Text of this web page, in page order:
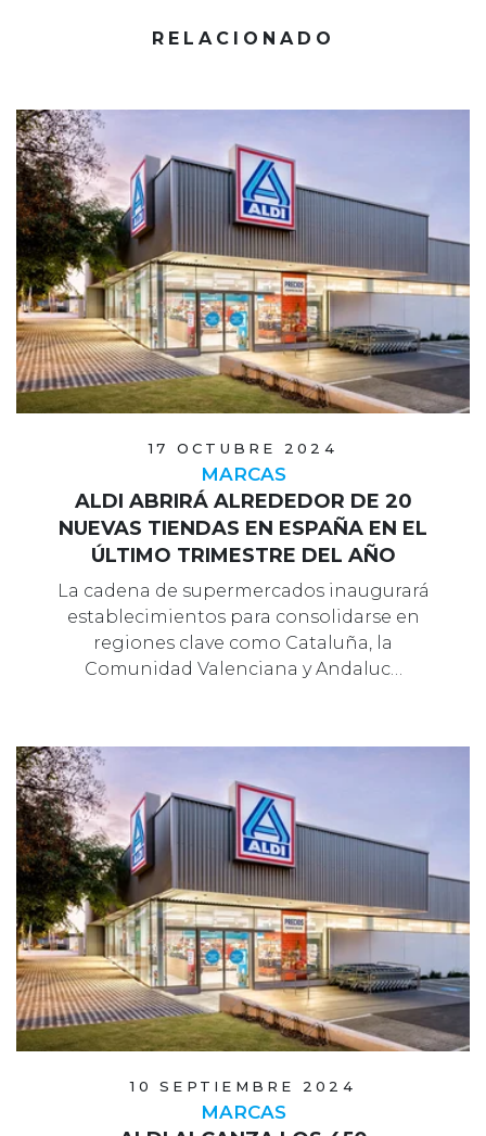
RELACIONADO
17 OCTUBRE 2024
MARCAS
ALDI ABRIRÁ ALREDEDOR DE 20
NUEVAS TIENDAS EN ESPAÑA EN EL
ÚLTIMO TRIMESTRE DEL AÑO
La cadena de supermercados inaugurará
establecimientos para consolidarse en
regiones clave como Cataluña, la
Comunidad Valenciana y Andaluc…
10 SEPTIEMBRE 2024
MARCAS